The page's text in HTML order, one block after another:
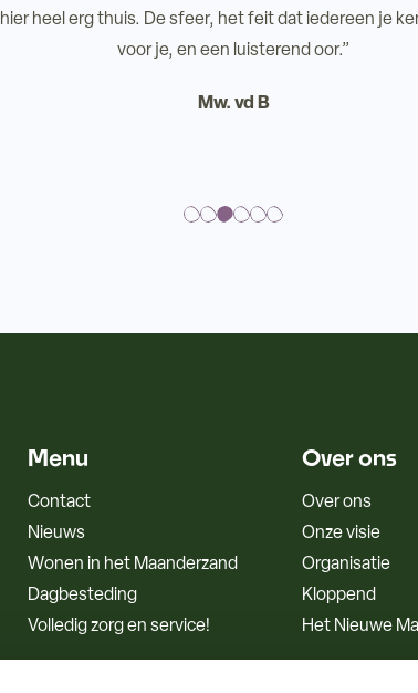
hier heel erg thuis. De sfeer, het feit dat iedereen je
voor je, en een luisterend oor.”
Mw. vd B
Menu
Contact
Nieuws
Wonen in het Maanderzand
Dagbesteding
Volledig zorg en service!
Over ons
Over ons
Onze visie
Organisatie
Kloppend
Het Nieuwe